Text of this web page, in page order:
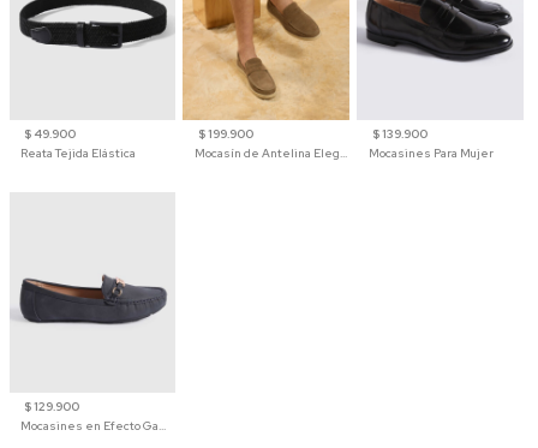
$ 49.900
Reata Tejida Elástica
$ 199.900
$ 139.900
Mocasines Para Mujer
$ 129.900